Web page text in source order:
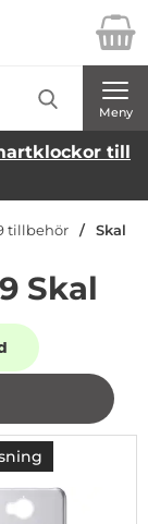
AB
Meny
till
tillbehör Skal
Skal